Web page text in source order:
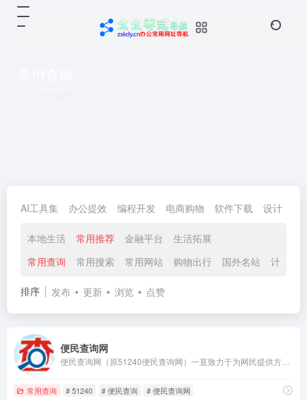
AI工具集 办公提效 编程开发 电商购物 软件下载 设计
本地生活 常用推荐 金融平台
生活拓展
常用查询
常用搜索 常用网站 购物出行 国外名站 计算器
排序 发布 更新 浏览 点赞
便民查询网
常用查询 # 51240 # 便民查询 # 便民查询网